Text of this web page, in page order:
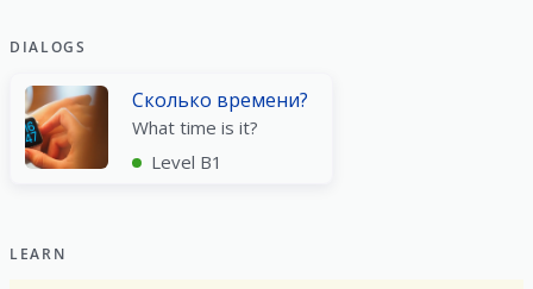
DIALOGS
Сколько времени?
What time is it?
Level B1
LEARN